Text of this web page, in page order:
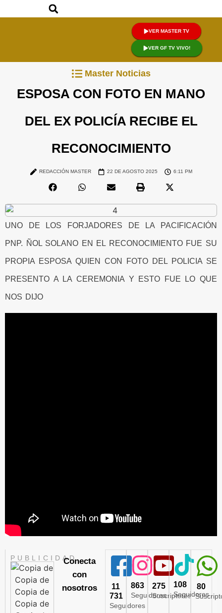
VER MASTER TV
VER GF TV VIVO!
Master Noticias
ESPOSA CON FOTO EN MANO
DEL EX POLICÍA RECIBE EL
RECONOCIMIENTO
REDACCIÓN MASTER 22 DE AGOSTO 2025 6:11 PM
UNO DE LOS FORJADORES DE LA PACIFICACIÓN
PNP. ÑOL SOLANO EN EL RECONOCIMIENTO FUE SU
PROPIA ESPOSA QUIEN CON FOTO DEL POLICIA SE
PRESENTO A LA CEREMONIA Y ESTO FUE LO QUE
NOS DIJO
PUBLICIDADConecta
con
nosotros
11
731
Seguidores
863
Seguidores
275
Suscriptores
108
Seguidores
80